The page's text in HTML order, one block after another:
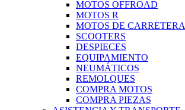
MOTOS OFFROAD
MOTOS R
MOTOS DE CARRETERA
SCOOTERS
DESPIECES
EQUIPAMIENTO
NEUMÁTICOS
REMOLQUES
COMPRA MOTOS
COMPRA PIEZAS